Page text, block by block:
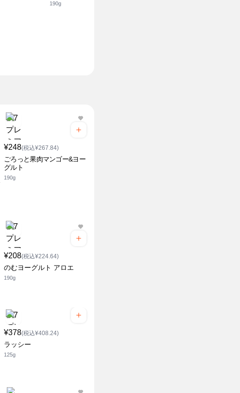
190g
¥248(税込¥267.84)
ごろっと果肉マンゴー&ヨー
グルト
190g
¥208(税込¥224.64)
のむヨーグルト アロエ
190g
¥378(税込¥408.24)
ラッシー
125g